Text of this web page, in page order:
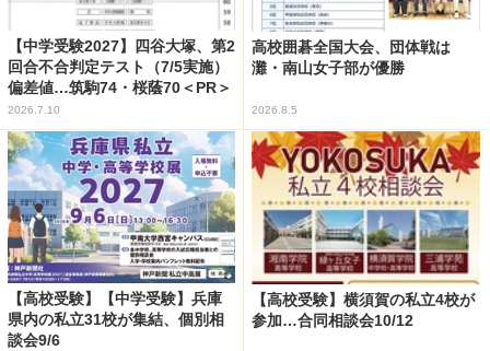
【中学受験2027】四谷大塚、第2
回合不合判定テスト（7/5実施）
偏差値…筑駒74・桜蔭70＜PR＞
2026.7.10
高校囲碁全国大会、団体戦は
灘・南山女子部が優勝
2026.8.5
【高校受験】【中学受験】兵庫
県内の私立31校が集結、個別相
談会9/6
【高校受験】横須賀の私立4校が
参加…合同相談会10/12